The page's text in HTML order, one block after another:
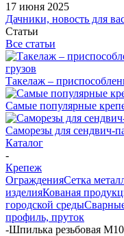
17 июня 2025
Дачники, новость для
Статьи
Все статьи
Такелаж –
Самые популярные
Саморезы для сендвич-
Каталог
-
Крепеж
ОгражденияСетка
изделияКованая
городской среды
профиль, пруток
-Шпилька резьбовая